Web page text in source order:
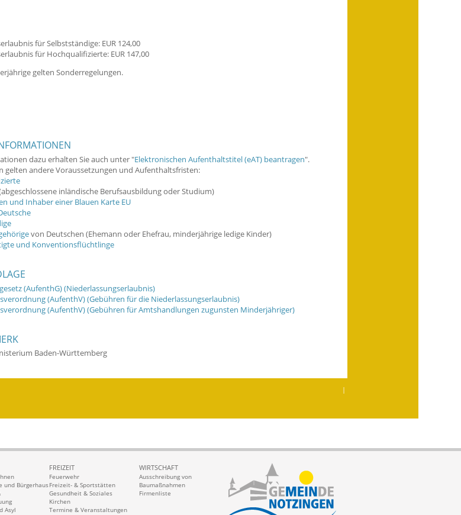
für Selbstständige: EUR 124,00
für Hochqualifizierte: EUR 147,00
gelten Sonderregelungen.
dazu erhalten Sie auch unter "Elektronischen Aufenthaltstitel (eAT) beantragen".
gelten andere Voraussetzungen und Aufenthaltsfristen:
inländische Berufsausbildung oder Studium)
und Inhaber einer Blauen Karte EU
von Deutschen (Ehemann oder Ehefrau, minderjährige ledige Kinder)
und Konventionsflüchtlinge
(AufenthG) (Niederlassungserlaubnis)
(AufenthV) (Gebühren für die Niederlassungserlaubnis)
(AufenthV) (Gebühren für Amtshandlungen zugunsten Minderjähriger)
Baden-Württemberg
|
und Bürgerhaus
Asyl
FREIZEIT
Feuerwehr
Freizeit- & Sportstätten
Gesundheit & Soziales
Kirchen
Termine & Veranstaltungen
WIRTSCHAFT
Ausschreibung von
Baumaßnahmen
Firmenliste